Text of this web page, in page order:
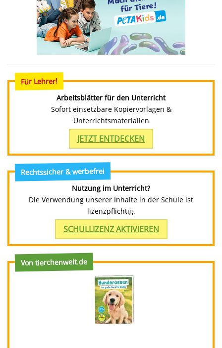
Für Lehrer!
Arbeitsblätter für den Unterricht
Sofort einsetzbare Kopiervorlagen &
Unterrichtsmaterialien
JETZT ENTDECKEN
Rechtssicher & werbefrei
Nutzung im Unterricht?
Die Verwendung unserer Inhalte in der Schule ist
lizenzpflichtig.
SCHULLIZENZ AKTIVIEREN
Von tierchenwelt.de